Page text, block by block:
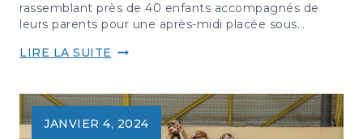
rassemblant près de 40 enfants accompagnés de
leurs parents pour une après-midi placée sous…
LIRE LA SUITE GOUTER
2024
JANVIER 4, 2024